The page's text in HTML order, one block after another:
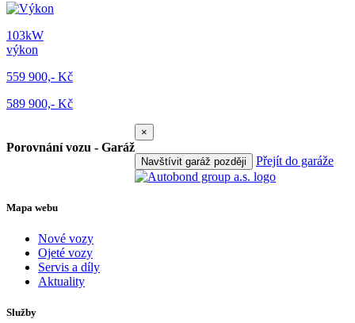
103kW
výkon
559 900,- Kč
589 900,- Kč
Porovnání vozu - Garáž
×
Navštívit garáž později Přejít do garáže
Mapa webu
Nové vozy
Ojeté vozy
Servis a díly
Aktuality
Služby